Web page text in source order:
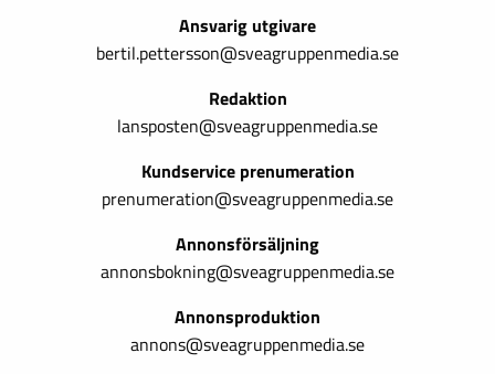
Ansvarig utgivare
bertil.pettersson@sveagruppenmedia.se
Redaktion
lansposten@sveagruppenmedia.se
Kundservice prenumeration
prenumeration@sveagruppenmedia.se
Annonsförsäljning
annonsbokning@sveagruppenmedia.se
Annonsproduktion
annons@sveagruppenmedia.se